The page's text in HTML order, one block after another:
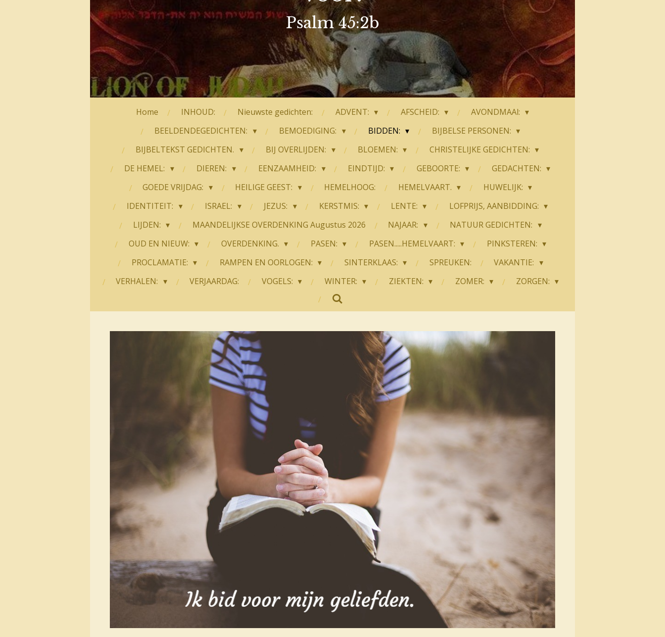
Psalm 45:2b
Home INHOUD: Nieuwste gedichten: ADVENT: AFSCHEID:
AVONDMAAl:
BEELDENDEGEDICHTEN:
BEMOEDIGING: BIDDEN:
BIJBELSE PERSONEN:
BIJBELTEKST GEDICHTEN.
BIJ OVERLIJDEN: BLOEMEN:
CHRISTELIJKE GEDICHTEN:
DE HEMEL:
DIEREN: EENZAAMHEID: EINDTIJD: GEBOORTE:
GEDACHTEN:
GOEDE VRIJDAG:
HEILIGE GEEST: HEMELHOOG: HEMELVAART.
HUWELIJK:
IDENTITEIT:
ISRAEL: JEZUS: KERSTMIS: LENTE:
LOFPRIJS, AANBIDDING:
LIJDEN:
MAANDELIJKSE OVERDENKING Augustus 2026 NAJAAR:
NATUUR GEDICHTEN:
OUD EN NIEUW:
OVERDENKING. PASEN: PASEN.....HEMELVAART:
PINKSTEREN:
PROCLAMATIE:
RAMPEN EN OORLOGEN: SINTERKLAAS: SPREUKEN:
VAKANTIE:
VERHALEN:
VERJAARDAG: VOGELS: WINTER: ZIEKTEN: ZOMER: ZORGEN: